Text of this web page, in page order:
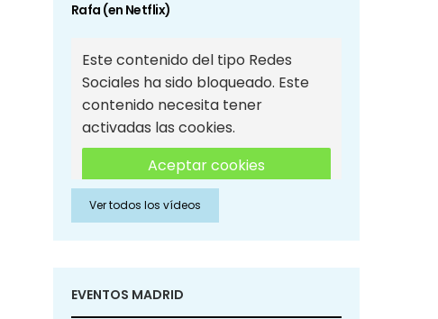
Rafa (en Netflix)
Este contenido del tipo Redes
Sociales ha sido bloqueado. Este
contenido necesita tener
activadas las cookies.
Aceptar cookies
Aceptar cookies de Redes
Sociales
Ver todos los vídeos
EVENTOS MADRID